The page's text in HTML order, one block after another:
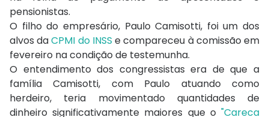
pensionistas.
O filho do empresário, Paulo Camisotti, foi um dos
alvos daCPMI do INSSe compareceu à comissão em
fevereiro na condição de testemunha.
O entendimento dos congressistas era de que a
família Camisotti, com Paulo atuando como
herdeiro, teria movimentado quantidades de
dinheiro significativamente maiores que o "Careca